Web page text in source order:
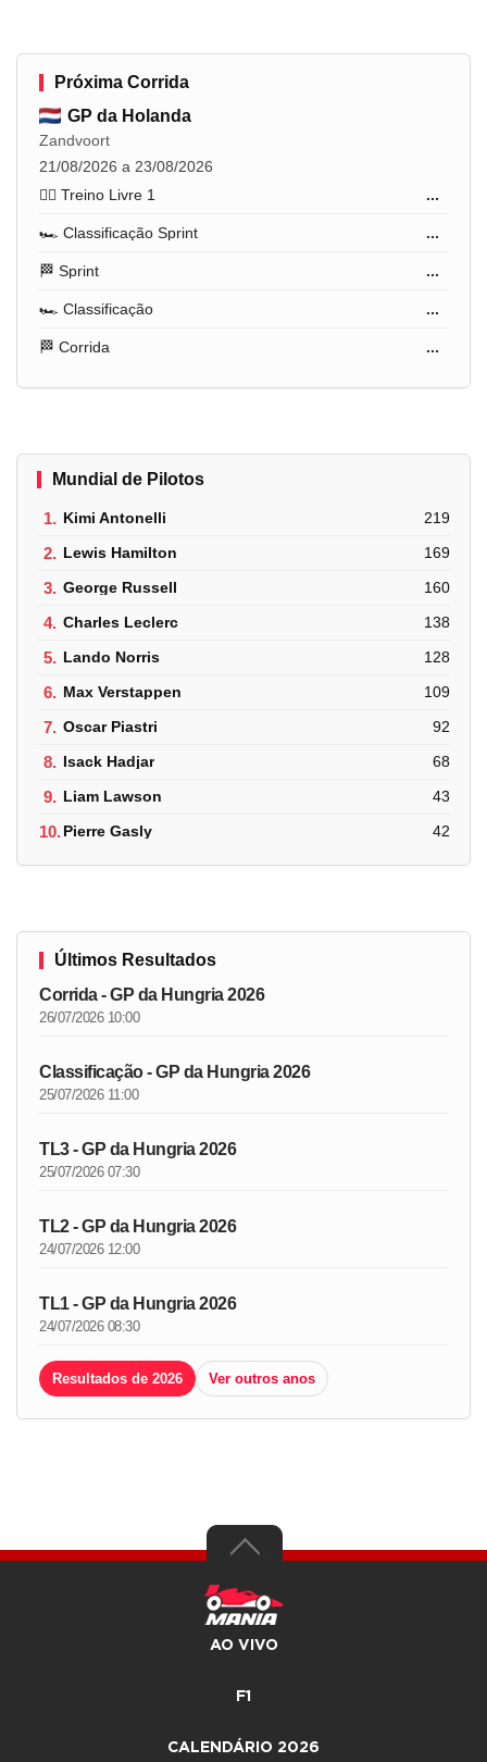
Próxima Corrida
GP da Holanda
Zandvoort
21/08/2026 a 23/08/2026
🏋️‍♂️ Treino Livre 1
...
🏎️ Classificação Sprint ...
🏁 Sprint ...
🏎️ Classificação ...
🏁 Corrida ...
Mundial de Pilotos
1. Kimi Antonelli 219
2. Lewis Hamilton 169
3. George Russell 160
4. Charles Leclerc 138
5. Lando Norris 128
6. Max Verstappen 109
7. Oscar Piastri 92
8. Isack Hadjar 68
9. Liam Lawson 43
10.Pierre Gasly 42
Últimos Resultados
Corrida - GP da Hungria 2026
26/07/2026 10:00
Classificação - GP da Hungria 2026
25/07/2026 11:00
TL3 - GP da Hungria 2026
25/07/2026 07:30
TL2 - GP da Hungria 2026
24/07/2026 12:00
TL1 - GP da Hungria 2026
24/07/2026 08:30
Resultados de 2026 Ver outros anos
AO VIVO
F1
CALENDÁRIO 2026